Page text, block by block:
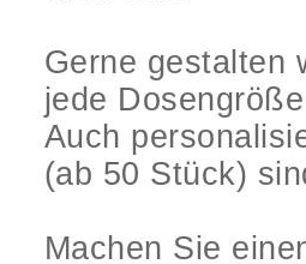
Gerne gestalten
jede
Auch
(ab 50 Stück)
Machen Sie